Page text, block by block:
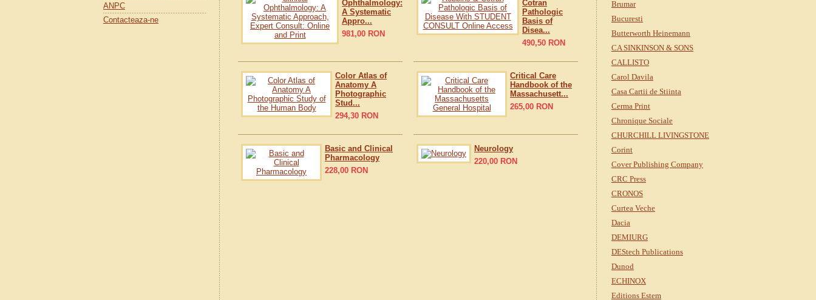
Ophthalmology:
A Systematic
Appro...
981,00 RON
Cotran
Pathologic
Basis of
Disea...
490,50 RON
Color Atlas of
Anatomy A
Photographic
Stud...
294,30 RON
Critical Care
Handbook of the
Massachusett...
265,00 RON
Basic and Clinical
Pharmacology
228,00 RON
Neurology
220,00 RON
ANPC
Contacteaza-ne
Brumar
Bucuresti
Butterworth Heinemann
CA SINKINSON & SONS
CALLISTO
Carol Davila
Casa Cartii de Stiinta
Cerma Print
Chronique Sociale
CHURCHILL LIVINGSTONE
Corint
Cover Publishing Company
CRC Press
CRONOS
Curtea Veche
Dacia
DEMIURG
DEStech Publications
Dunod
ECHINOX
Editions Estem